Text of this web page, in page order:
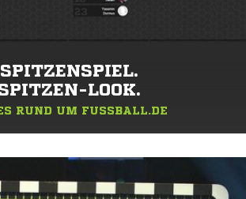
SPITZENSPIEL.
LOOK.
RUND UM FUSSBALL.DE